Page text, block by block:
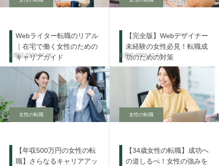
Webライター転職のリアル
｜在宅で働く女性のための
キャリアガイド
2026.07.28
【完全版】Webデザイナー
未経験の女性必見！転職成
功のための対策
2026.07.14
女性の転職
【年収500万円の女性の転
職】さらなるキャリアアッ
女性の転職
【34歳女性の転職】成功へ
の道しるべ！女性の強みを